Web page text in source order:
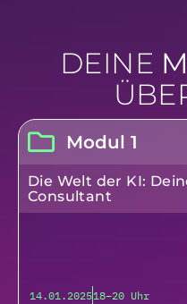
DEINE
Modul 1
Die Welt der KI:
Consultant
14.01.202518–20 Uhr